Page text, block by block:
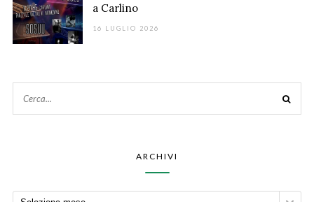
a Carlino
16 LUGLIO 2026
ARCHIVI